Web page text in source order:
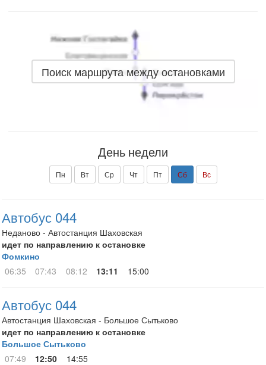
Поиск маршрута между остановками
День недели
Пн Вт Ср Чт Пт Сб Вс
Автобус 044
Неданово - Автостанция Шаховская
идет по направлению к остановке
Фомкино
06:35
07:43 08:12 13:11 15:00
Автобус 044
Автостанция Шаховская - Большое Сытьково
идет по направлению к остановке
Большое Сытьково
07:49
12:50 14:55